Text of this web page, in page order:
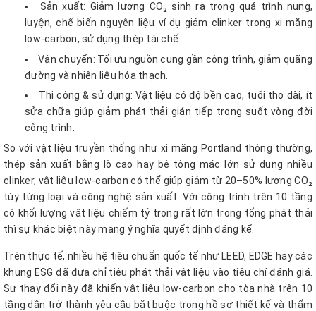
Sản xuất: Giảm lượng CO₂ sinh ra trong quá trình nung,
luyện, chế biến nguyên liệu ví dụ giảm clinker trong xi măng
low-carbon, sử dụng thép tái chế.
Vận chuyển: Tối ưu nguồn cung gần công trình, giảm quãng
đường và nhiên liệu hóa thạch.
Thi công & sử dụng: Vật liệu có độ bền cao, tuổi thọ dài, ít
sửa chữa giúp giảm phát thải gián tiếp trong suốt vòng đời
công trình.
So với vật liệu truyền thống như xi măng Portland thông thường,
thép sản xuất bằng lò cao hay bê tông mác lớn sử dụng nhiều
clinker, vật liệu low-carbon có thể giúp giảm từ 20–50% lượng CO₂
tùy từng loại và công nghệ sản xuất. Với công trình trên 10 tầng
có khối lượng vật liệu chiếm tỷ trọng rất lớn trong tổng phát thải
thì sự khác biệt này mang ý nghĩa quyết định đáng kể.
Trên thực tế, nhiều hệ tiêu chuẩn quốc tế như LEED, EDGE hay các
khung ESG đã đưa chỉ tiêu phát thải vật liệu vào tiêu chí đánh giá.
Sự thay đổi này đã khiến vật liệu low-carbon cho tòa nhà trên 10
tầng dần trở thành yêu cầu bắt buộc trong hồ sơ thiết kế và thẩm